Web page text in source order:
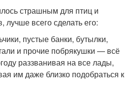
страшным для птиц и
лучше всего сделать его:
пустые банки, бутылки,
и прочие побрякушки — всё
раззванивая на все лады,
им даже близко подобраться к